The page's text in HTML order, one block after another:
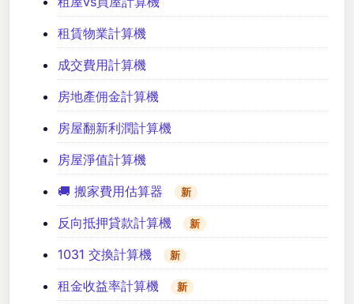
租賃物業計算機
成交費用計算機
房地產佣金計算機
房屋翻新利潤計算機
房屋淨值計算機
🚚 搬家費用估算器
新
反向抵押貸款計算機 新
1031 交換計算機 新
租金收益率計算機 新